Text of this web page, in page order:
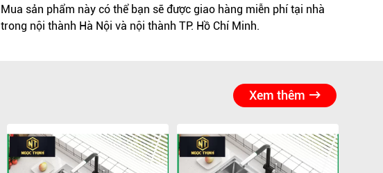
Mua sản phẩm này có thể bạn sẽ được giao hàng miễn phí tại nhà
trong nội thành Hà Nội và nội thành TP. Hồ Chí Minh.
Xem thêm